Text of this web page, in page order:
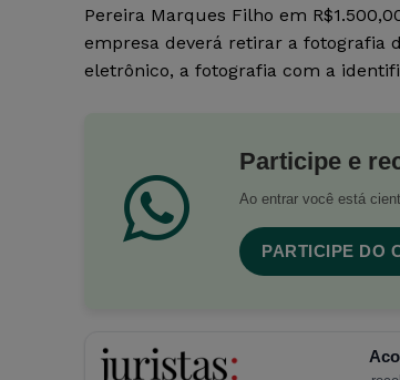
Pereira Marques Filho em
empresa deverá retirar a fotografia
eletrônico, a fotografia com a
Participe e
Ao entrar você está
PARTICIPE DO